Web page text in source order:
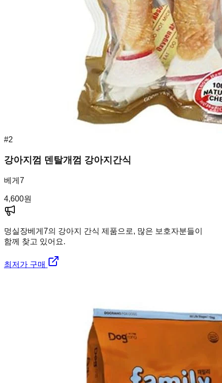
#2
강아지껌 덴탈개껌 강아지간식
베게7
4,600원
멍실장베게7의 강아지 간식 제품으로, 많은 보호자분들이
함께 찾고 있어요.
최저가 구매